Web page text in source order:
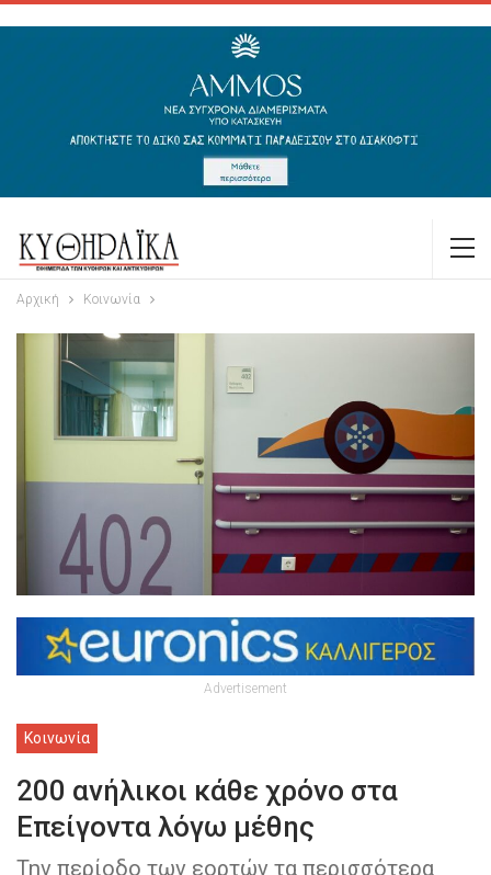
Αρχική Κοινωνία
Advertisement
Κοινωνία
200 ανήλικοι κάθε χρόνο στα
Επείγοντα λόγω μέθης
Την περίοδο των εορτών τα περισσότερα